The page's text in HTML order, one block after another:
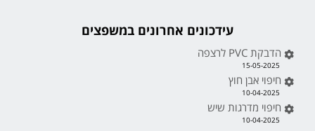
עידכונים אחרונים במשפצים
הדבקת PVC לרצפה
15-05-2025
חיפוי אבן חוץ
10-04-2025
חיפוי מדרגות שיש
10-04-2025